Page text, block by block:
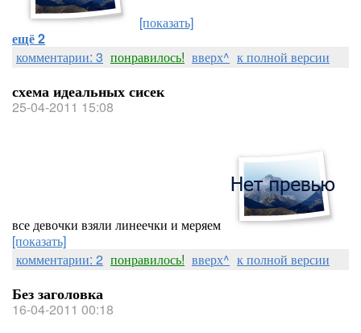
[показать]
ещё 2
комментарии: 3 понравилось! вверх^ к полной версии
схема идеальных сисек
25-04-2011 15:08
все девочки взяли линеечки и меряем
[показать]
комментарии: 2 понравилось! вверх^ к полной версии
Без заголовка
16-04-2011 00:18